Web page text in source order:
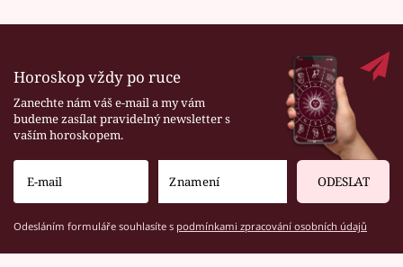
Horoskop vždy po ruce
Zanechte nám váš e-mail a my vám
budeme zasílat pravidelný newsletter s
vaším horoskopem.
ODESLAT
Odesláním formuláře souhlasíte s podmínkami zpracování osobních údajů